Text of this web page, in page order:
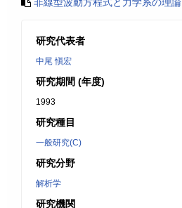
研究代表者
中尾 愼宏
研究期間 (年度)
1993
研究種目
一般研究(C)
研究分野
解析学
研究機関